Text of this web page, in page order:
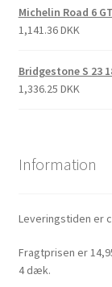
Michelin Road 6
1,141.36 DKK
Bridgestone S 23
1,336.25 DKK
Information
Leveringstiden er
Fragtprisen er
4 dæk.